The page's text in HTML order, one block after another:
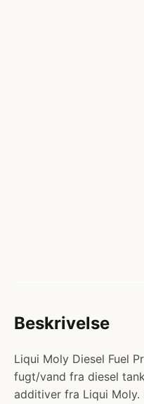
Beskrivelse
Liqui Moly Diesel Fuel
fugt/vand fra diesel
additiver fra Liqui Moly.